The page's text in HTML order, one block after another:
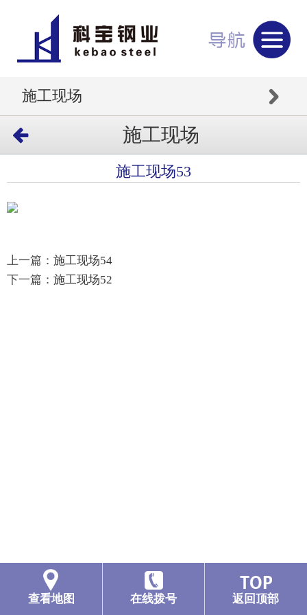
施工现场
施工现场
施工现场53
上一篇： 施工现场54
下一篇： 施工现场52
查看地图 在线拨号 返回顶部